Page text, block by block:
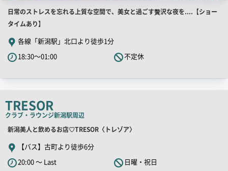
店
舗
PR
キ
ャ
ピ
ー
日常のストレスを忘れる上質な空間で、美女と過ごす贅沢な夜を....【ショー
タイムあり】
各線「新潟駅」北口より徒歩1分
18:30～01:00
不定休
TRESOR
クラブ・ラウンジ新潟駅周辺
店
舗
PR
キ
新潟美人と飲めるお店♡TRESOR〈トレゾア〉
【バス】古町より徒歩6分
20:00 ～ Last
日曜・祝日